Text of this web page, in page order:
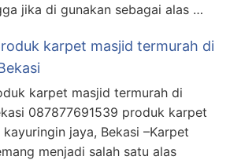
jika di gunakan sebagai alas …
karpet masjid termurah di
karpet masjid termurah di
087877691539 produk karpet
jaya, Bekasi –Karpet
menjadi salah satu alas